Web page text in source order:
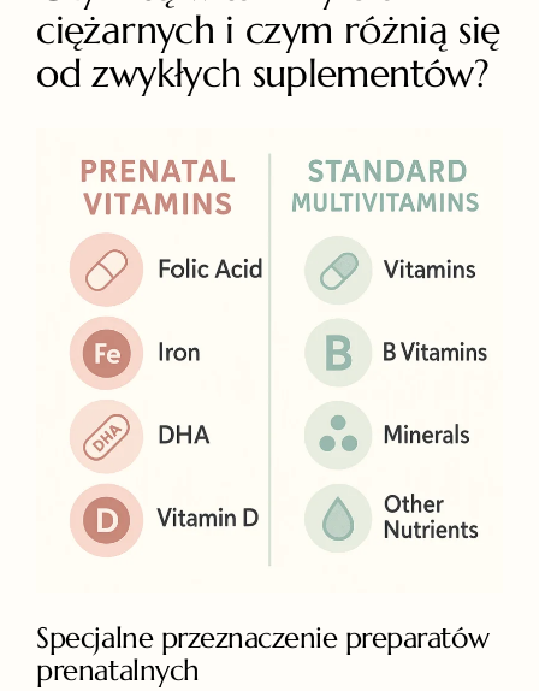
ciężarnych i czym różnią się
od zwykłych suplementów?
Specjalne przeznaczenie preparatów
prenatalnych